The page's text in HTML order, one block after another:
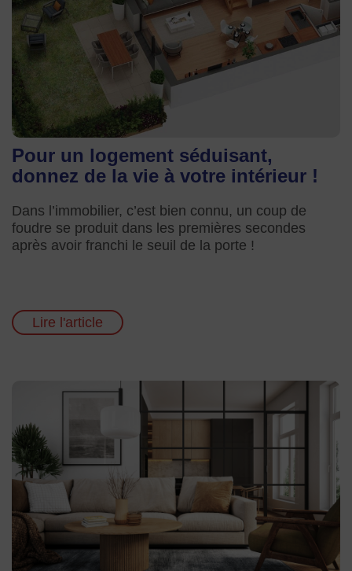
Pour un logement séduisant,
donnez de la vie à votre intérieur !
Dans l’immobilier, c’est bien connu, un coup de
foudre se produit dans les premières secondes
après avoir franchi le seuil de la porte !
Lire l'article